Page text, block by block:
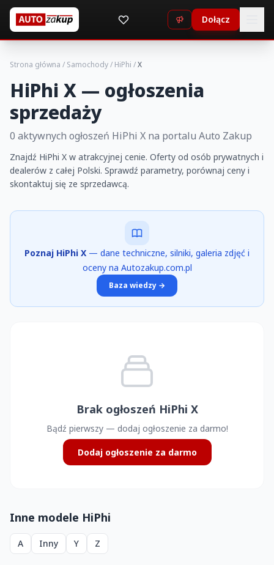
Dołącz
Strona główna / Samochody/ HiPhi /X
HiPhi X — ogłoszenia
sprzedaży
0 aktywnych ogłoszeń HiPhi X na portalu Auto Zakup
Znajdź HiPhi X w atrakcyjnej cenie. Oferty od osób prywatnych i
dealerów z całej Polski. Sprawdź parametry, porównaj ceny i
skontaktuj się ze sprzedawcą.
Poznaj HiPhi X — dane techniczne, silniki, galeria zdjęć i
oceny na Autozakup.com.pl
Baza wiedzy →
Brak ogłoszeń HiPhi X
Bądź pierwszy — dodaj ogłoszenie za darmo!
Dodaj ogłoszenie za darmo
Inne modele HiPhi
A Inny Y Z